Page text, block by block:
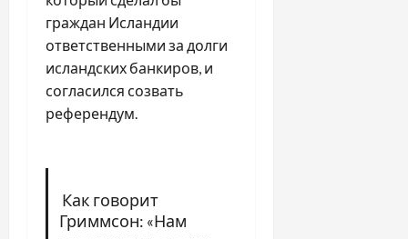
граждан Исландии
ответственными за долги
исландских банкиров, и
согласился созвать
референдум.
Как говорит
Гриммсон: «Нам